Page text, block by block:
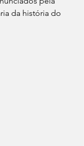
da história do